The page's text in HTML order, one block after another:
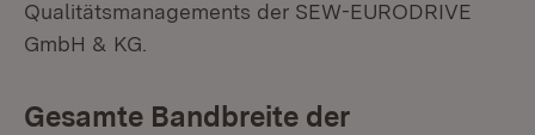
Qualitätsmanagements der SEW-EURODRIVE
GmbH & KG.
Gesamte Bandbreite der